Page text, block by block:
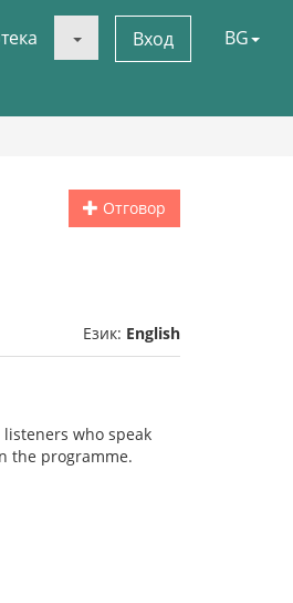
Вход BG
Отговор
Език: English
who speak
the programme.